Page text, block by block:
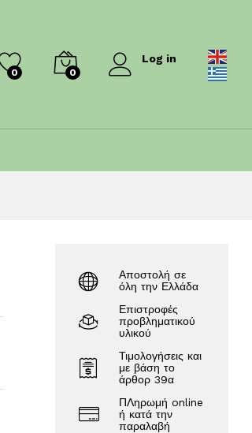
0 0
Log in
Αποστολή σε
όλη την Ελλάδα
Επιστροφές
προβληματικού
υλικού
Τιμολογήσεις και
με βάση το
άρθορ 39α
ΠΛηρωμή online
ή κατά την
παραλαβή